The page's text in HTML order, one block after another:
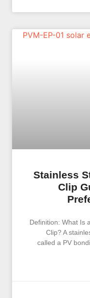
Stainless
Clip
Definition: What Is
Clip? A
called a PV